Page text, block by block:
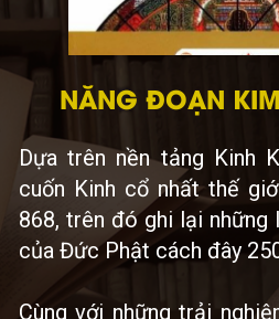
Dựa trên nền tảng Kinh
cuốn Kinh cổ nhất thế
868, trên đó ghi lại những
của Đức Phật cách đây
Cùng với những trải
NĂNG ĐOẠN